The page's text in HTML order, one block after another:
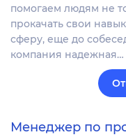
помогаем людям не
прокачать свои
сферу, еще до
компания надежная…
Менеджер по